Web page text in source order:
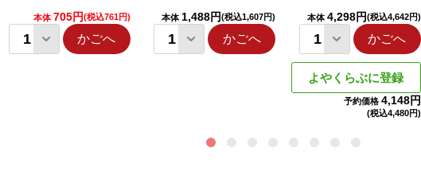
本体 705円(税込761円)
かごへ
本体 1,488円(税込1,607円)
かごへ
本体 4,298円(税込4,642円)
かごへ
よやくらぶに登録
予約価格 4,148円
(税込4,480円)